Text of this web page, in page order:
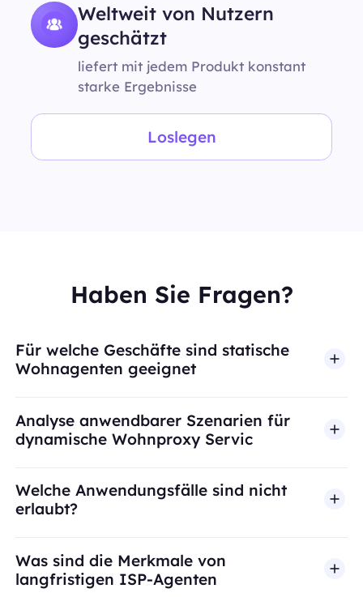
Weltweit von Nutzern
geschätzt
liefert mit jedem Produkt konstant
starke Ergebnisse
Loslegen
Haben Sie Fragen?
Für welche Geschäfte sind statische
Wohnagenten geeignet
Analyse anwendbarer Szenarien für
dynamische Wohnproxy Servic
Welche Anwendungsfälle sind nicht
erlaubt?
BestProxy unterstützt keinen Betrug, Spam,
Was sind die Merkmale von
langfristigen ISP-Agenten